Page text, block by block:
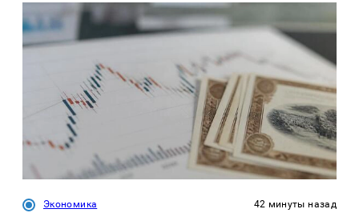
Экономика 42 минуты назад